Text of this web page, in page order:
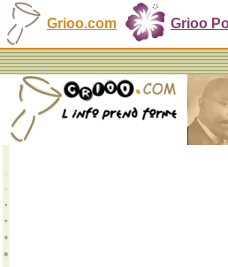
Grioo.com Grioo